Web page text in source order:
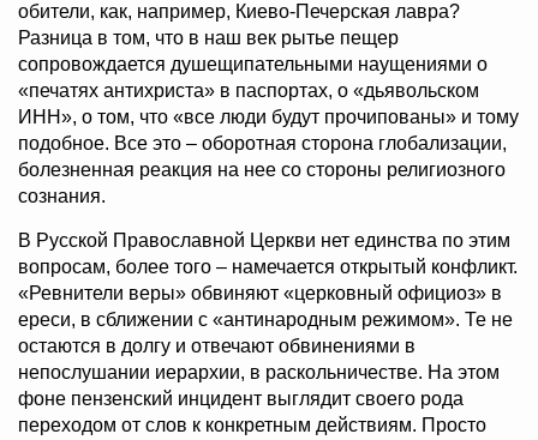
обители, как, например, Киево-Печерская лавра?
Разница в том, что в наш век рытье пещер
сопровождается душещипательными наущениями о
«печатях антихриста» в паспортах, о «дьявольском
ИНН», о том, что «все люди будут прочипованы» и тому
подобное. Все это – оборотная сторона глобализации,
болезненная реакция на нее со стороны религиозного
сознания.
В Русской Православной Церкви нет единства по этим
вопросам, более того – намечается открытый конфликт.
«Ревнители веры» обвиняют «церковный официоз» в
ереси, в сближении с «антинародным режимом». Те не
остаются в долгу и отвечают обвинениями в
непослушании иерархии, в раскольничестве. На этом
фоне пензенский инцидент выглядит своего рода
переходом от слов к конкретным действиям. Просто